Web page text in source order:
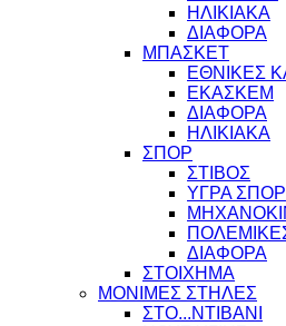
ΗΛΙΚΙΑΚΑ
ΔΙΑΦΟΡΑ
ΜΠΑΣΚΕΤ
ΕΘΝΙΚΕΣ
ΕΚΑΣΚΕΜ
ΔΙΑΦΟΡΑ
ΗΛΙΚΙΑΚΑ
ΣΠΟΡ
ΣΤΙΒΟΣ
ΥΓΡΑ ΣΠΟΡ
ΔΙΑΦΟΡΑ
ΣΤΟΙΧΗΜΑ
ΜΟΝΙΜΕΣ ΣΤΗΛΕΣ
ΣΤΟ...ΝΤΙΒΑΝΙ